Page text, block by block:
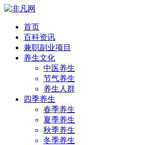
首页
百科资讯
兼职副业项目
养生文化
中医养生
节气养生
养生人群
四季养生
春季养生
夏季养生
秋季养生
冬季养生